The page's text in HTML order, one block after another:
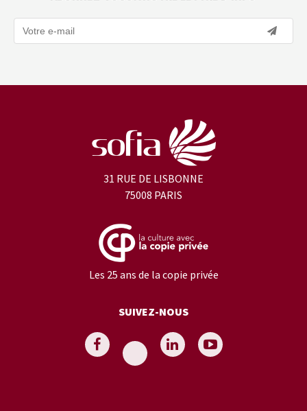
31 RUE DE LISBONNE
75008 PARIS
Les 25 ans de la copie privée
SUIVEZ-NOUS